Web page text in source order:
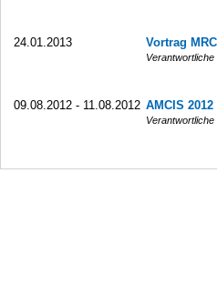
24.01.2013 Vortrag
09.08.2012 - 11.08.2012 AMCIS 2012